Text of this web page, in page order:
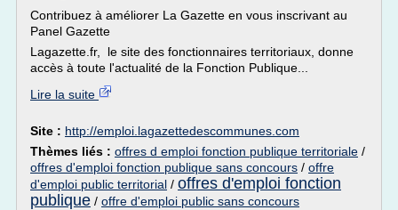
Contribuez à améliorer La Gazette en vous inscrivant au
Panel Gazette
Lagazette.fr, le site des fonctionnaires territoriaux, donne
accès à toute l'actualité de la Fonction Publique...
Lire la suite
Site : http://emploi.lagazettedescommunes.com
Thèmes liés : offres d emploi fonction publique territoriale /
offres d'emploi fonction publique sans concours / offre
d'emploi public territorial / offres d'emploi fonction
publique / offre d'emploi public sans concours